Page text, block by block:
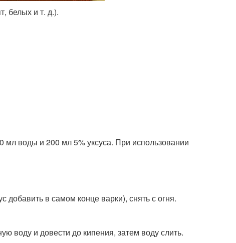
белых и т. д.).
мл воды и 200 мл 5% уксуса. При использовании
добавить в самом конце варки), снять с огня.
воду и довести до кипения, затем воду слить.